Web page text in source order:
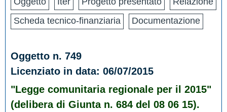
Scheda tecnico-finanziaria
Documentazione
Oggetto n. 749
Licenziato in data: 06/07/2015
"Legge comunitaria regionale per il 2015"
(delibera di Giunta n. 684 del 08 06 15).